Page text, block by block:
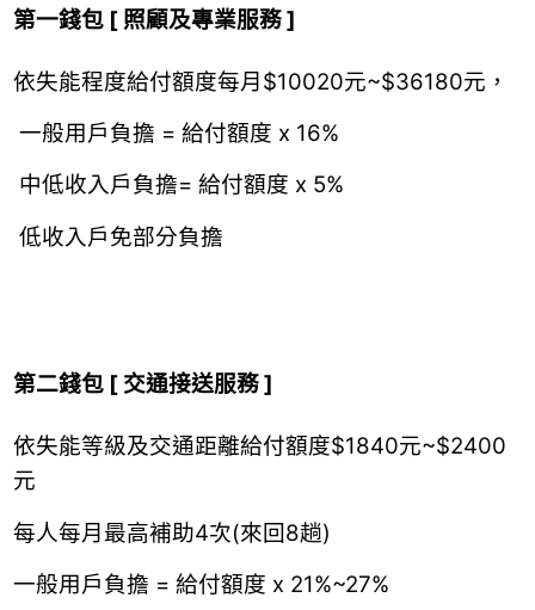
第一錢包 [ 照顧及專業服務 ]
依失能程度給付額度每月$10020元~$36180元，
一般用戶負擔 = 給付額度 x 16%
中低收入戶負擔= 給付額度 x 5%
低收入戶免部分負擔
第二錢包 [ 交通接送服務 ]
依失能等級及交通距離給付額度$1840元~$2400
元
每人每月最高補助4次(來回8趟)
一般用戶負擔 = 給付額度 x 21%~27%